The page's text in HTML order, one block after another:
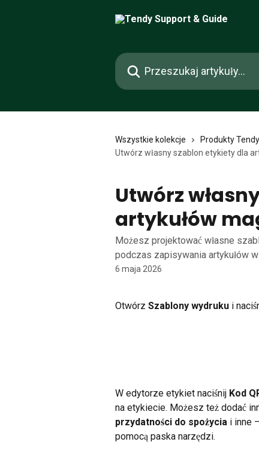
Przeszukaj artykuły...
Wszystkie kolekcje Produkty Tendy
Utwórz własny szablon etykiety dla
Utwórz
artykułów
Możesz projektować własne
podczas zapisywania artykułów
6 maja 2026
Otwórz Szablony wydruku i
W edytorze etykiet naciśnij Kod
na etykiecie. Możesz też dodać
przydatności do spożycia i inne
pomocą paska narzędzi.